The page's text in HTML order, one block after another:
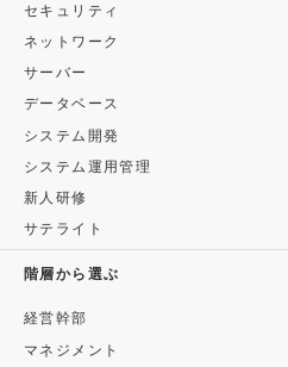
セキュリティ
ネットワーク
サーバー
データベース
システム開発
システム運用管理
新人研修
サテライト
階層から選ぶ
経営幹部
マネジメント